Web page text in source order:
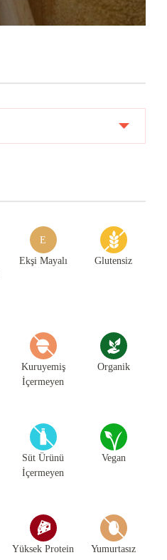
E
Ekşi Mayalı Glutensiz
Kuruyemiş
İçermeyen
Organik
Süt Ürünü
İçermeyen
Vegan
Yüksek Protein Yumurtasız